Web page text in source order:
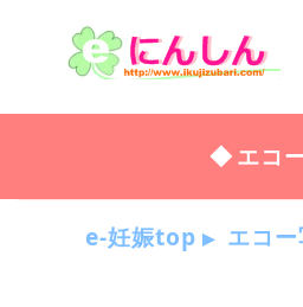
エコ
e-妊娠top エコ